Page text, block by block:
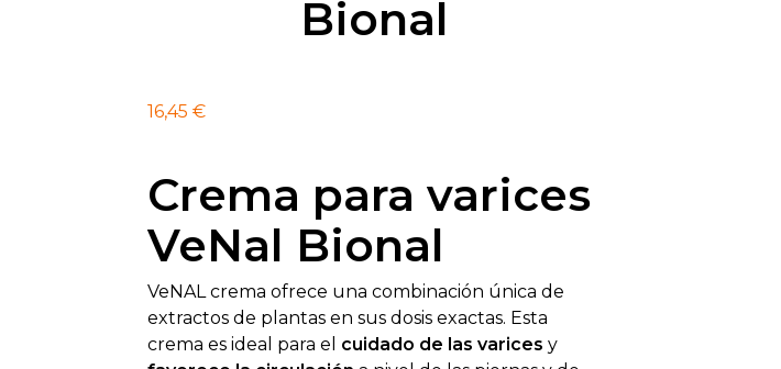
Bional
16,45€
Crema para varices
VeNal Bional
VeNAL crema ofrece una combinación única de
extractos de plantas en sus dosis exactas. Esta
crema es ideal para el cuidado de las varices y